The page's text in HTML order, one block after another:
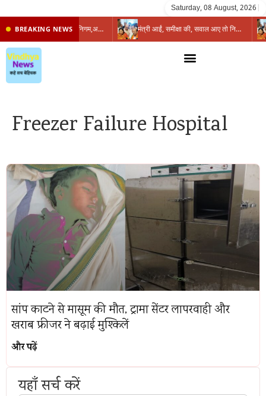
Saturday, 08 August, 2026
BREAKING NEWS प्रभारी मंत्री के निशाने पर नगर निगम,अफसरों को 10 दिन का अल्टीमेटम,नहीं होगी कार्रवाई, महापौर-आयुक्त के बीच सौहार्दहीनता पर मंत्री ने उठाए सवाल मंत्री आईं, समीक्षा की, सवाल आए तो निकल गईं – खाली जयंत चौंकीं पर नहीं दिया जवाब
Freezer Failure Hospital
सांप काटने से मासूम की मौत, ट्रामा सेंटर लापरवाही और
खराब फ्रीजर ने बढ़ाई मुश्किलें
और पढ़ें
यहाँ सर्च करें